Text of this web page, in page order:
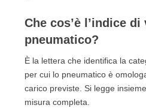
Che cos’è l’indice
pneumatico?
È la lettera che identifica la
per cui lo pneumatico è
carico previste. Si legge
misura completa.